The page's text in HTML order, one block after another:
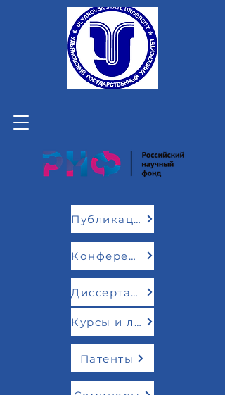
Публикации
Конференции
Диссертации
Курсы и лекции
Патенты